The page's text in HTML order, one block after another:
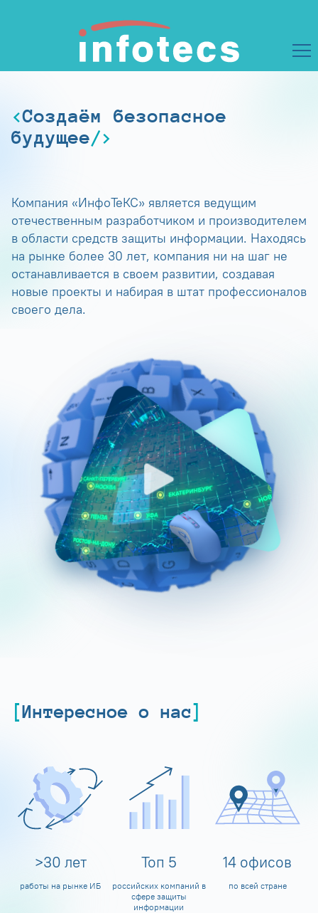
Создаём безопасное
будущее
Компания «ИнфоТеКС» является ведущим
отечественным разработчиком и производителем
в области средств защиты информации. Находясь
на рынке более 30 лет, компания ни на шаг не
останавливается в своем развитии, создавая
новые проекты и набирая в штат профессионалов
своего дела.
Интересное о нас
>30 лет
работы на рынке ИБ
Топ 5
российских компаний в
сфере защиты
информации
14 офисов
по всей стране